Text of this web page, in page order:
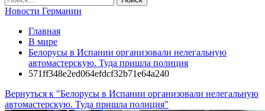
Новости Германии
Главная
В мире
Белорусы в Испании организовали нелегальную
автомастерскую. Туда пришла полиция
571ff348e2ed064efdcf32b71e64a240
Вернуться к "Белорусы в Испании организовали нелегальную
автомастерскую. Туда пришла полиция"